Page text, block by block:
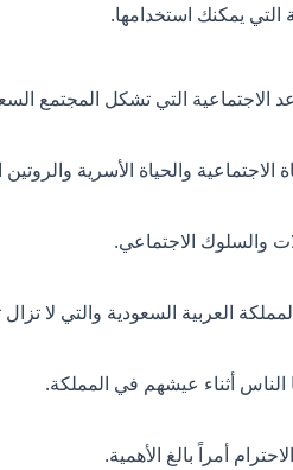
التي يمكنك استخدامها.
الاجتماعية التي تشكل المجتمع
والحياة الأسرية والروتين
والسلوك الاجتماعي.
العربية السعودية والتي لا تزال
الناس أثناء عيشهم في المملكة.
أمراً بالغ الأهمية.